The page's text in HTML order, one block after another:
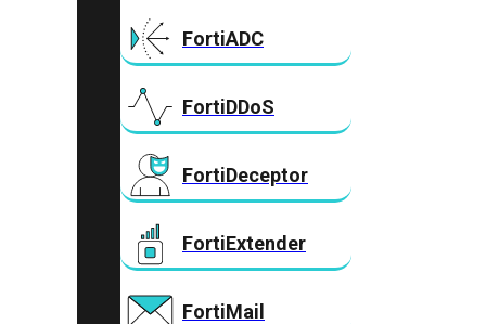
FortiADC
FortiDDoS
FortiDeceptor
FortiExtender
FortiMail